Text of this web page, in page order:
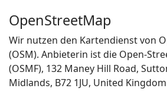
OpenStreetMap
Wir nutzen den Kartendienst von
(OSM). Anbieterin ist die Open-
(OSMF), 132 Maney Hill Road,
Midlands, B72 1JU, United